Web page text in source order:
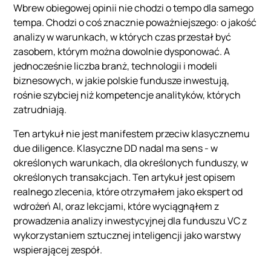
Wbrew obiegowej opinii nie chodzi o tempo dla samego
tempa. Chodzi o coś znacznie poważniejszego: o jakość
analizy w warunkach, w których czas przestał być
zasobem, którym można dowolnie dysponować. A
jednocześnie liczba branż, technologii i modeli
biznesowych, w jakie polskie fundusze inwestują,
rośnie szybciej niż kompetencje analityków, których
zatrudniają.
Ten artykuł nie jest manifestem przeciw klasycznemu
due diligence. Klasyczne DD nadal ma sens - w
określonych warunkach, dla określonych funduszy, w
określonych transakcjach. Ten artykuł jest opisem
realnego zlecenia, które otrzymałem jako ekspert od
wdrożeń AI, oraz lekcjami, które wyciągnąłem z
prowadzenia analizy inwestycyjnej dla funduszu VC z
wykorzystaniem sztucznej inteligencji jako warstwy
wspierającej zespół.